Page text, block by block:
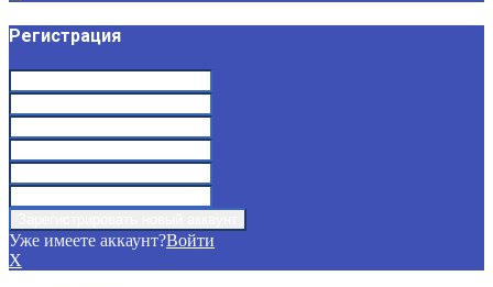
Регистрация
Уже имеете аккаунт?Войти
X